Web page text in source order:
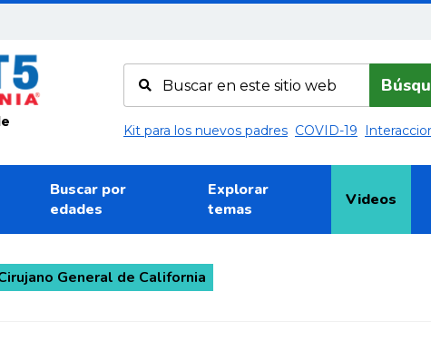
Kit para los nuevos padres COVID-19
Buscar por
edades
Explorar
temas
Videos
General de California